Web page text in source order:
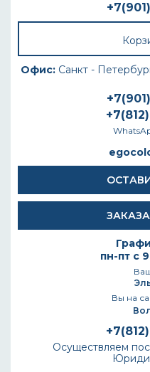
Офис: Санкт -
пн-пт с
Вы на
Осуществляем